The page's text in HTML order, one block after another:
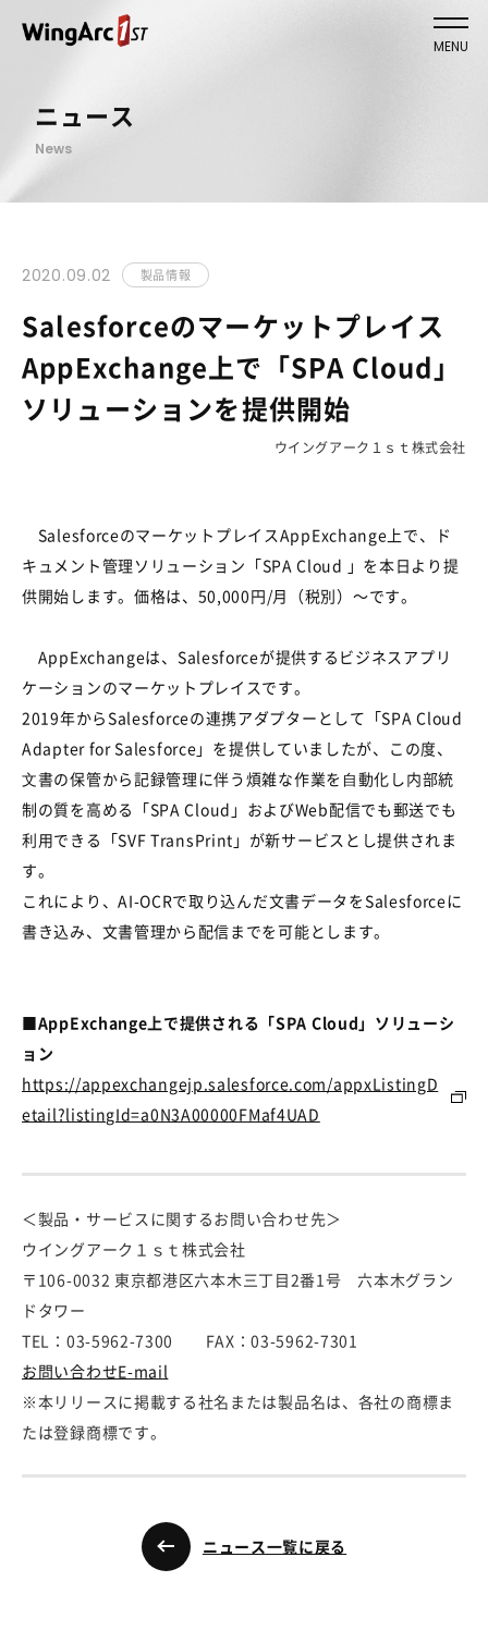
MENU
ニュース
News
2020.09.02 製品情報
Salesforceのマーケットプレイス
AppExchange上で「SPA Cloud」
ソリューションを提供開始
ウイングアーク１ｓｔ株式会社
SalesforceのマーケットプレイスAppExchange 上で、ド
キュメント管理ソリューション「SPA Cloud 」を本日より提
供開始します。価格は、50,000円/月（税別）～です。
AppExchangeは、 Salesforceが提供するビジネスアプリ
ケーションのマーケットプレイスです。
2019年からSalesforceの連携アダプターとして「SPA Cloud
Adapter for Salesforce」を提供していましたが、この度、
⽂書の保管から記録管理に伴う煩雑な作業を⾃動化し内部統
制の質を高める「SPA Cloud 」およびWeb配信でも郵送でも
利用できる「SVF TransPrint 」が新サービスとし提供されま
す。
これにより、AI-OCRで取り込んだ文書データをSalesforceに
書き込み、文書管理から配信までを可能とします。
■AppExchange上で提供される「SPA Cloud」ソリューシ
ョン
https://appexchangejp.salesforce.com/appxListingD
etail?listingId=a0N3A00000FMaf4UAD
＜製品・サービスに関するお問い合わせ先＞
ウイングアーク１ｓｔ株式会社
〒106-0032 東京都港区六本木三丁目2番1号 六本木グラン
ドタワー
TEL：03-5962-7300 FAX：03-5962-7301
お問い合わせE-mail
※本リリースに掲載する社名または製品名は、各社の商標ま
たは登録商標です。
ニュース一覧に戻る